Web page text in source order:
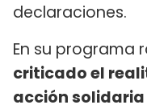
declaraciones.
En su programa
criticado el
acción